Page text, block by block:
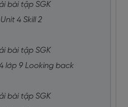
bài tập SGK
4 Skill 2
bài tập SGK
lớp 9 Looking back
bài tập SGK